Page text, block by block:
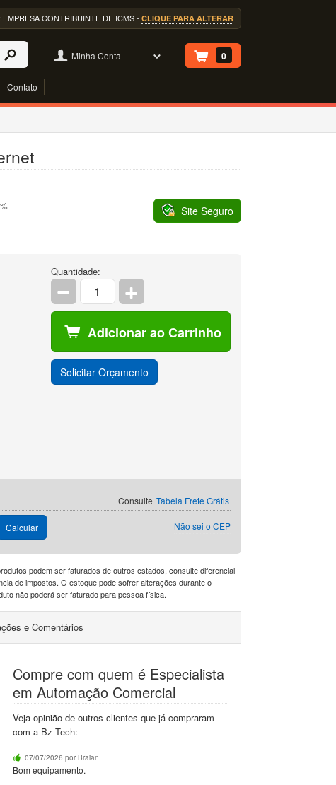
CONTRIBUINTE DE ICMS - CLIQUE PARA ALTERAR
Minha Conta 0
Contato
Site Seguro
Quantidade:
Adicionar ao Carrinho
Solicitar Orçamento
Consulte Tabela Frete Grátis
Calcular Não sei o CEP
podem ser faturados de outros estados, consulte diferencial
de impostos. O estoque pode sofrer alterações durante o
não poderá ser faturado para pessoa física.
e Comentários
Compre com quem é Especialista
em Automação Comercial
Veja opinião de outros clientes que já compraram
com a Bz Tech:
07/07/2026 por Braian
Bom equipamento.